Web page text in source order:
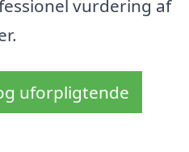
vurdering af
uforpligtende